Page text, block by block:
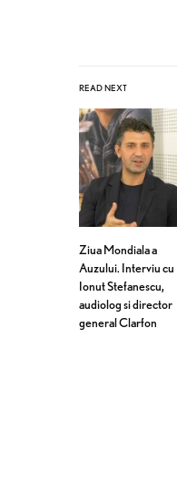
READ NEXT
Ziua Mondiala a
Auzului. Interviu cu
Ionut Stefanescu,
audiolog si director
general Clarfon